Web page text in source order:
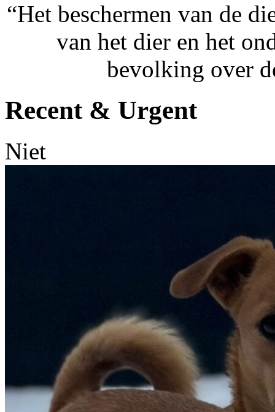
“Het beschermen van de
van het dier en het
bevolking over
Recent & Urgent
Niet